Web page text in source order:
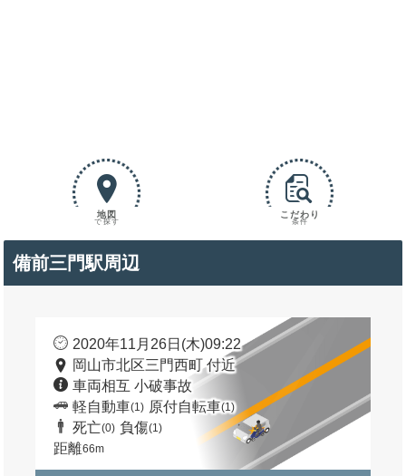
地図
で探す
こだわり
条件
備前三門駅周辺
2020年11月26日(木)09:22
岡山市北区三門西町 付近
車両相互 小破事故
軽自動車(1) 原付自転車(1)
死亡(0) 負傷(1)
距離66m